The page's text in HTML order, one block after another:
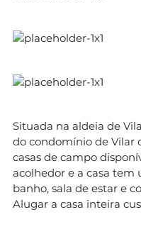
Situada na aldeia de
do condomínio de Vilar
casas de campo
acolhedor e a casa tem
banho, sala de estar e
Alugar a casa inteira